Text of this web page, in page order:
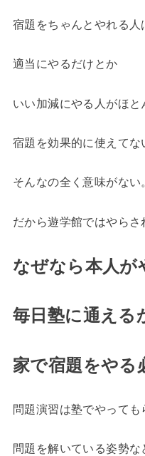
宿題をちゃんとやれる人
適当にやるだけとか
いい加減にやる人がほと
宿題を効果的に使えてな
そんなの全く意味がない
だから遊学館ではやらさ
なぜなら本人が
毎日塾に通える
家で宿題をやる
問題演習は塾でやっても
問題を解いている姿勢な